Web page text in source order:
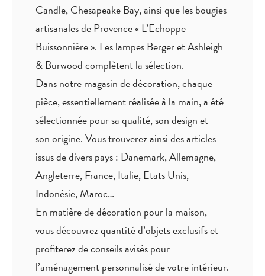
Candle, Chesapeake Bay, ainsi que les bougies
artisanales de Provence « L’Echoppe
Buissonnière ». Les lampes Berger et Ashleigh
& Burwood complètent la sélection.
Dans notre magasin de décoration, chaque
pièce,essentiellement réalisée à la main, a été
sélectionnée pour sa qualité, son design et
son origine. Vous trouverez ainsi des articles
issus de divers pays : Danemark, Allemagne,
Angleterre, France, Italie, Etats Unis,
Indonésie, Maroc…
En matière de décoration pour la maison,
vous découvrez quantitéd’objets exclusifset
profiterez deconseils aviséspour
l’aménagement personnalisé de votre intérieur.